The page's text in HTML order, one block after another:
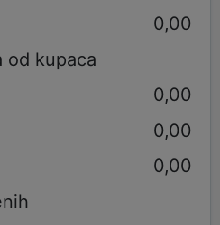
0,00
od kupaca
0,00
0,00
0,00